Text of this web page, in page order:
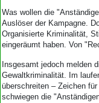
Was wollen die
Auslöser der Kampagne.
Organisierte Kriminalität,
eingeräumt haben. Von
Insgesamt jedoch melden
Gewaltkriminalität. Im
überschreiten – Zeichen
schwiegen die